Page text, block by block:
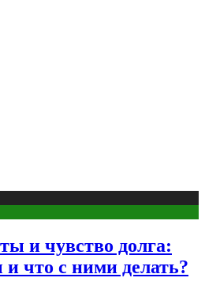
и чувство долга:
что с ними делать?